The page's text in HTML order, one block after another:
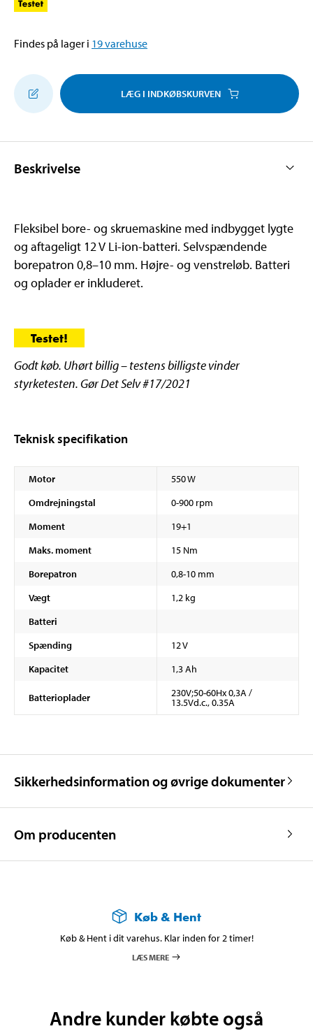
Findes på lager i 19varehuse
LÆG I INDKØBSKURVEN
Beskrivelse
Fleksibel bore- og skruemaskine med indbygget lygte
og aftageligt 12 V Li-ion-batteri. Selvspændende
borepatron 0,8–10 mm. Højre- og venstreløb. Batteri
og oplader er inkluderet.
Testet!
Godt køb. Uhørt billig – testens billigste vinder
styrketesten. Gør Det Selv #17/2021
Teknisk specifikation
Motor
550 W
Omdrejningstal
0-900 rpm
Moment
19+1
Maks. moment
15 Nm
Borepatron
0,8-10 mm
Vægt
1,2 kg
Batteri
Spænding
12 V
Kapacitet
1,3 Ah
Batterioplader 230V;50-60Hx 0,3A /
13.5Vd.c., 0.35A
Sikkerhedsinformation og øvrige dokumenter
Om producenten
Køb & Hent
Køb & Hent i dit varehus. Klar inden for 2 timer!
LÆS MERE
Andre kunder købte også